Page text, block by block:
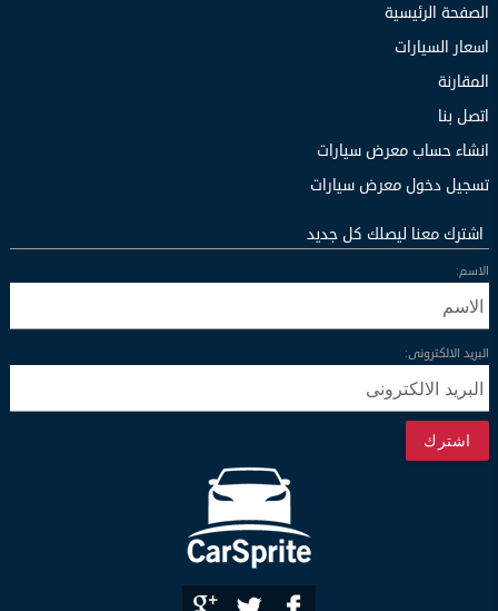
الصفحة الرئيسية
اسعار السيارات
المقارنة
اتصل بنا
انشاء حساب معرض سيارات
تسجيل دخول معرض سيارات
اشترك معنا ليصلك كل جديد
الاسم:
البريد الالكترونى:
اشترك